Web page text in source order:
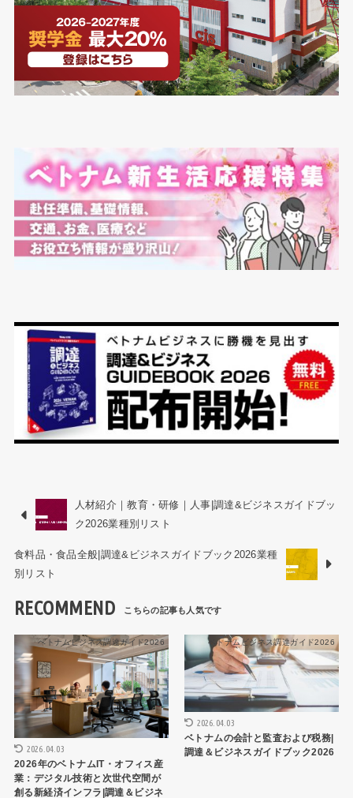
人材紹介｜教育・研修｜人事|調達&ビジネスガイドブッ
ク2026業種別リスト
食料品・食品全般|調達&ビジネスガイドブック2026業種
別リスト
RECOMMEND
ベトナムビジネス調達ガイド2026
2026.04.03
2026年のベトナムIT・オフィス産
業：デジタル技術と次世代空間が
創る新経済インフラ|調達＆ビジネ
ベトナムビジネス調達ガイド2026
2026.04.03
ベトナムの会計と監査および税務|
調達＆ビジネスガイドブック2026